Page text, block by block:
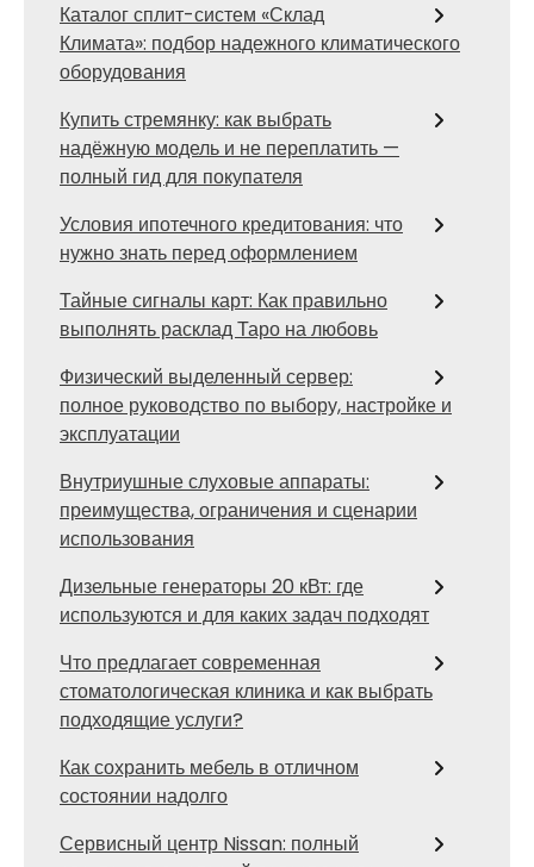
Каталог сплит-систем «Склад
Климата»: подбор надежного климатического
оборудования
Купить стремянку: как выбрать
надёжную модель и не переплатить —
полный гид для покупателя
Условия ипотечного кредитования: что
нужно знать перед оформлением
Тайные сигналы карт: Как правильно
выполнять расклад Таро на любовь
Физический выделенный сервер:
полное руководство по выбору, настройке и
эксплуатации
Внутриушные слуховые аппараты:
преимущества, ограничения и сценарии
использования
Дизельные генераторы 20 кВт: где
используются и для каких задач подходят
Что предлагает современная
стоматологическая клиника и как выбрать
подходящие услуги?
Как сохранить мебель в отличном
состоянии надолго
Сервисный центр Nissan: полный